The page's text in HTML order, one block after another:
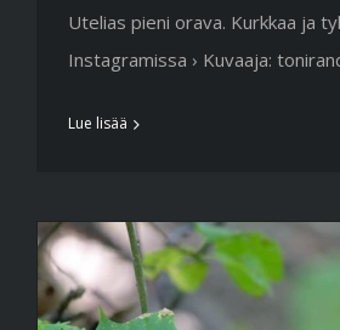
Utelias pieni orava. Kurkkaa ja
Instagramissa › Kuvaaja:
Lue lisää